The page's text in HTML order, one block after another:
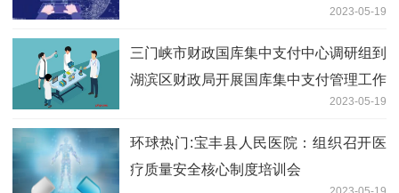
2023-05-19
三门峡市财政国库集中支付中心调研组到
湖滨区财政局开展国库集中支付管理工作
2023-05-19
环球热门:宝丰县人民医院：组织召开医
疗质量安全核心制度培训会